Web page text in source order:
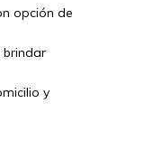
opción de
brindar
y